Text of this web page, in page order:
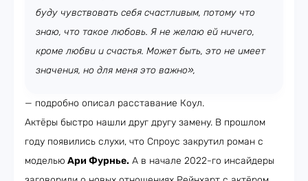
буду чувствовать себя счастливым, потому что
знаю, что такое любовь. Я не желаю ей ничего,
кроме любви и счастья. Может быть, это не имеет
значения, но для меня это важно»,
— подробно описал расставание Коул.
Актёры быстро нашли друг другу замену. В прошлом
году появились слухи, что Спроус закрутил роман с
моделью Ари Фурнье. А в начале 2022-го инсайдеры